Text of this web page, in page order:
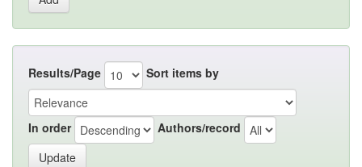
Results/Page Sort items by
In order Authors/record